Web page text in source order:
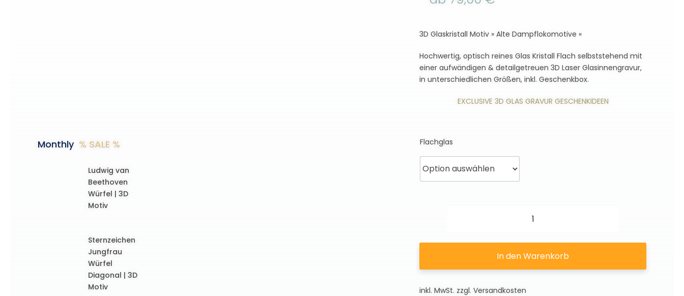
Monthly % SALE %
Ludwig van
Beethoven
Würfel | 3D
Motiv
Sternzeichen
Jungfrau
Würfel
Diagonal | 3D
Motiv
3D Glaskristall Motiv » Alte Dampflokomotive «
Hochwertig, optisch reines Glas Kristall Flach selbststehend mit
einer aufwändigen & detailgetreuen 3D Laser Glasinnengravur,
in unterschiedlichen Größen, inkl. Geschenkbox.
EXCLUSIVE 3D GLAS GRAVUR GESCHENKIDEEN
Flachglas
Alte
|
In den Warenkorb
inkl. MwSt. zzgl. Versandkosten